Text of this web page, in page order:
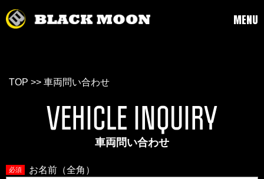
MENU
TOP >> 車両問い合わせ
VEHICLE INQUIRY
車両問い合わせ
必須 お名前（全角）